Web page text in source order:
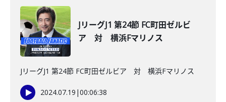
JリーグJ1 第24節 FC町田ゼルビ
ア 対 横浜Fマリノス
JリーグJ1 第24節 FC町田ゼルビア 対 横浜Fマリノス
2024.07.19 |00:06:38